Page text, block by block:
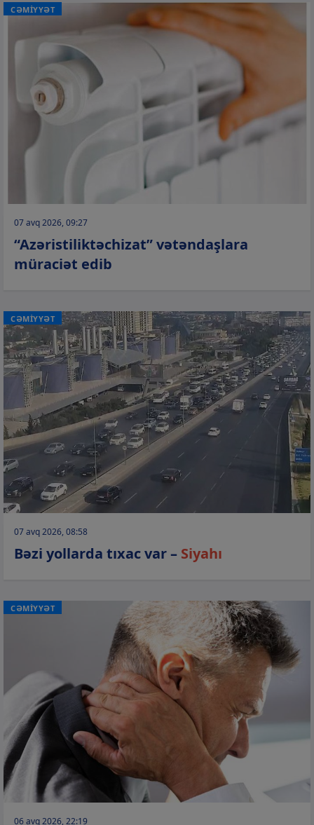
CƏMİYYƏT
07 avq 2026, 09:27
“Azəristiliktəchizat” vətəndaşlara
müraciət edib
CƏMİYYƏT
07 avq 2026, 08:58
Bəzi yollarda tıxac var – Siyahı
CƏMİYYƏT
06 avq 2026, 22:19